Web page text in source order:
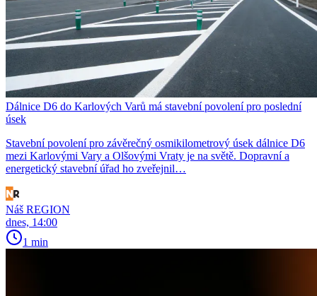
Dálnice D6 do Karlových Varů má stavební povolení pro poslední
úsek
Stavební povolení pro závěrečný osmikilometrový úsek dálnice D6
mezi Karlovými Vary a Olšovými Vraty je na světě. Dopravní a
energetický stavební úřad ho zveřejnil…
Náš REGION
dnes, 14:00
1 min